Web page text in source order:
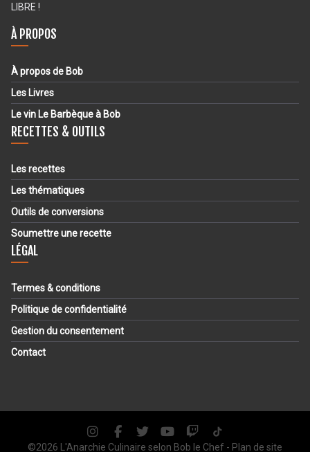
LIBRE !
À PROPOS
À propos de Bob
Les Livres
Le vin Le Barbèque à Bob
RECETTES & OUTILS
Les recettes
Les thématiques
Outils de conversions
Soumettre une recette
LÉGAL
Termes & conditions
Politique de confidentialité
Gestion du consentement
Contact
©2026 L'Anarchie Culinaire selon Bob le Chef - Plan de site